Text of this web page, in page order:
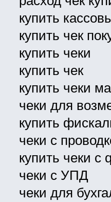
купить
купить чек
купить чеки
купить чек
купить чеки
чеки для
купить
чеки с
купить чеки с
чеки с УПД
чеки для